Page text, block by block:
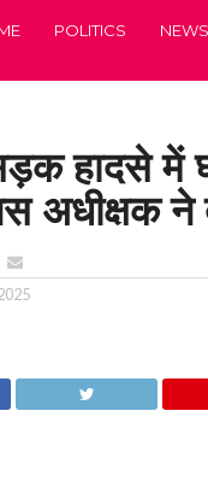
POLITICS NEWS
हादसे
अधीक्षक ने